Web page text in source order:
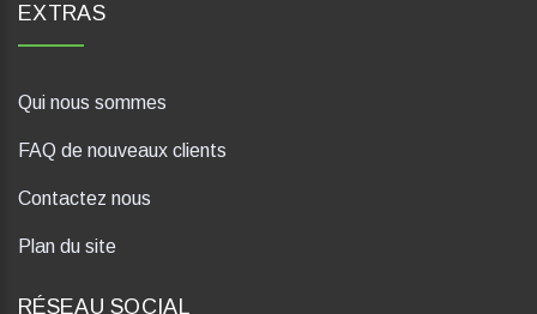
EXTRAS
Qui nous sommes
FAQ de nouveaux clients
Contactez nous
Plan du site
RÉSEAU SOCIAL